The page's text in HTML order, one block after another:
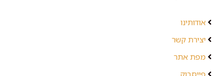
אודותינו
יצירת קשר
מפת אתר